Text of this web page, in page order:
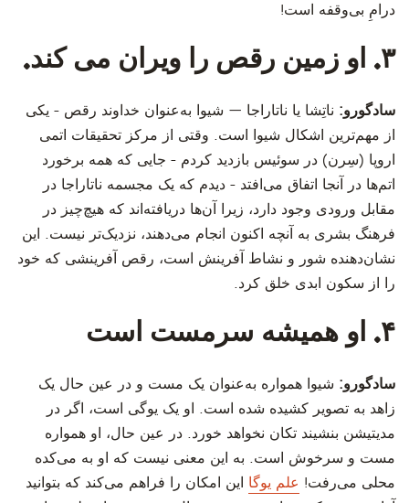
درامِ بی‌وقفه است!
۳. او زمین رقص را ویران می کند.
سادگورو: ناتِشا یا ناتاراجا — شیوا به‌عنوان خداوند رقص - یکی
از مهم‌ترین اشکال شیوا است. وقتی از مرکز تحقیقات اتمی
اروپا (سِرن) در سوئیس بازدید کردم - جایی که همه برخورد
اتم‌ها در آنجا اتفاق می‌افتد - دیدم که یک مجسمه ناتاراجا در
مقابل ورودی وجود دارد، زیرا آن‌ها دریافته‌اند که هیچ‌چیز در
فرهنگ بشری به آنچه اکنون انجام می‌دهند، نزدیک‌تر نیست. این
نشان‌دهنده شور و نشاط آفرینش است، رقص آفرینشی که خود
را از سکون ابدی خلق کرد.
۴. او همیشه سرمست است
سادگورو: شیوا همواره به‌عنوان یک مست و در عین حال یک
زاهد به تصویر کشیده شده است. او یک یوگی است، اگر در
مدیتیشن بنشیند تکان نخواهد خورد. در عین حال، او همواره
مست و سرخوش است. به این معنی نیست که او به می‌کده
محلی می‌رفت! علم یوگا این امکان را فراهم می‌کند که بتوانید